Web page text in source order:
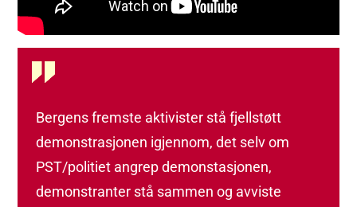
Bergens fremste aktivister stå fjellstøtt
demonstrasjonen igjennom, det selv om
PST/politiet angrep demonstasjonen,
demonstranter stå sammen og avviste